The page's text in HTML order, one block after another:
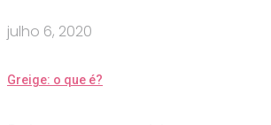
julho 6, 2020
Greige: o que é?